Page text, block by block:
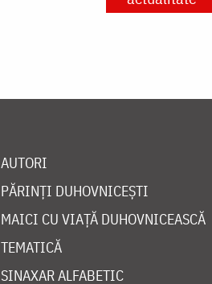
AUTORI
PĂRINȚI DUHOVNICEȘTI
MAICI CU VIAȚĂ DUHOVNICEASCĂ
TEMATICĂ
SINAXAR ALFABETIC